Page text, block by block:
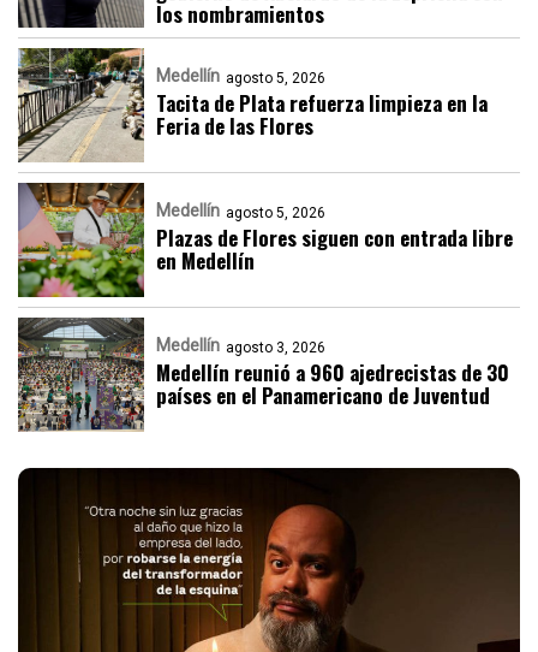
los nombramientos
Medellín agosto 5, 2026
Tacita de Plata refuerza limpieza en la
Feria de las Flores
Medellín agosto 5, 2026
Plazas de Flores siguen con entrada libre
en Medellín
Medellín agosto 3, 2026
Medellín reunió a 960 ajedrecistas de 30
países en el Panamericano de Juventud